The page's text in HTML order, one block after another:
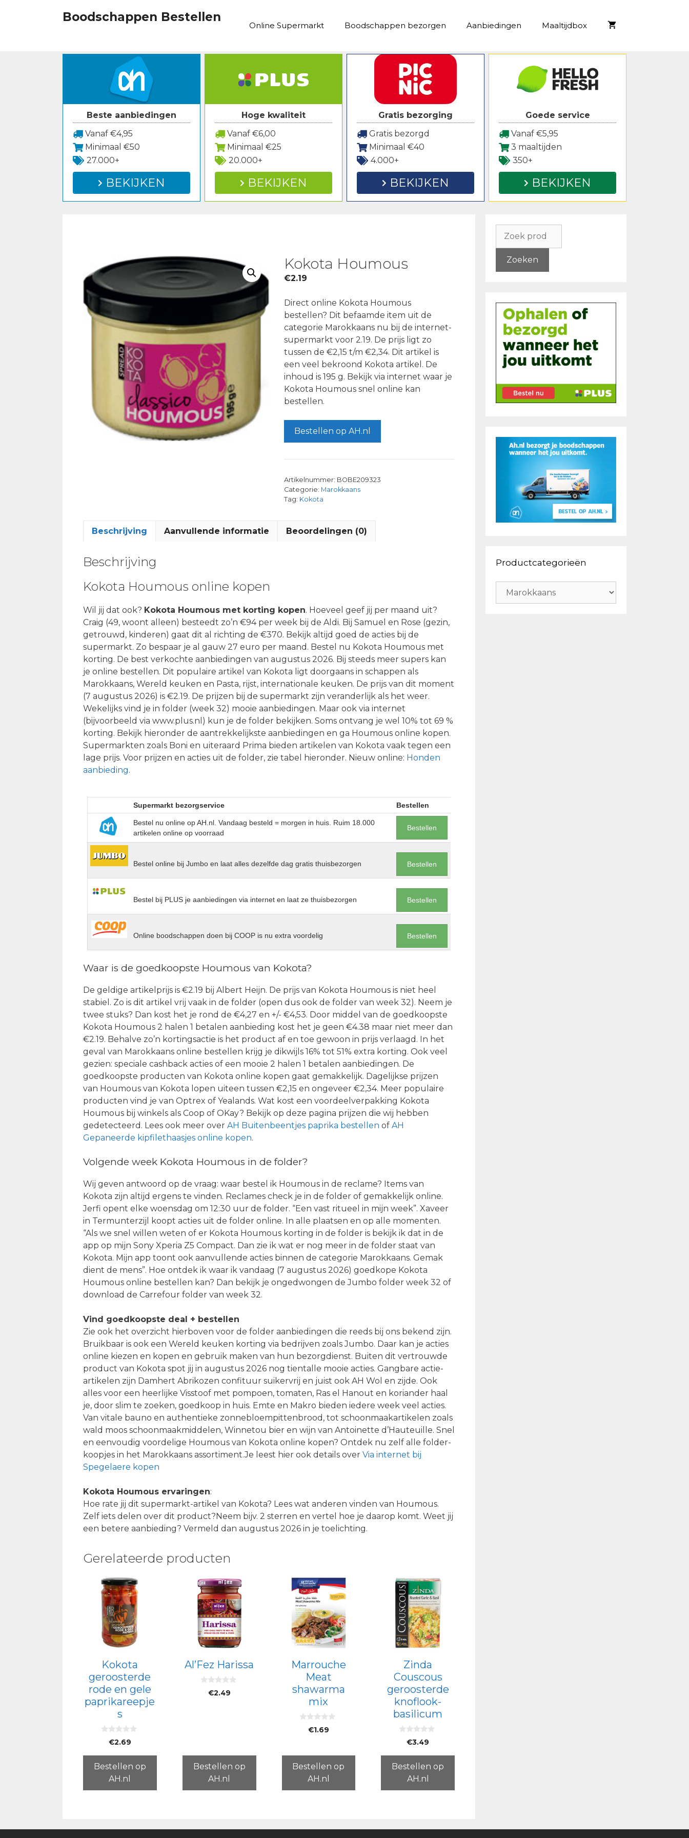
Boodschappen Bestellen
Online Supermarkt Boodschappen bezorgen Aanbiedingen Maaltijdbox
Beste aanbiedingen
Vanaf €4,95
Minimaal €50
27.000+
BEKIJKEN
Hoge kwaliteit
Vanaf €6,00
Minimaal €25
20.000+
BEKIJKEN
Gratis bezorging
Gratis bezorgd
Minimaal €40
4.000+
BEKIJKEN
Goede service
Vanaf €5,95
3 maaltijden
350+
BEKIJKEN
Kokota Houmous
€2.19
Direct online Kokota Houmous
bestellen? Dit befaamde item uit de
categorie Marokkaans nu bij de internet-
supermarkt voor 2.19. De prijs ligt zo
tussen de €2,15 t/m €2,34. Dit artikel is
een veel bekroond Kokota artikel. De
inhoud is 195 g. Bekijk via internet waar je
Kokota Houmous snel online kan
bestellen.
Bestellen op AH.nl
Artikelnummer: BOBE209323
Categorie: Marokkaans
Tag: Kokota
Beschrijving Aanvullende informatie Beoordelingen (0)
Beschrijving
Kokota Houmous online kopen
Wil jij dat ook? Kokota Houmous met korting kopen. Hoeveel geef jij per maand uit?
Craig (49, woont alleen) besteedt zo’n €94 per week bij de Aldi. Bij Samuel en Rose (gezin,
getrouwd, kinderen) gaat dit al richting de €370. Bekijk altijd goed de acties bij de
supermarkt. Zo bespaar je al gauw 27 euro per maand. Bestel nu Kokota Houmous met
korting. De best verkochte aanbiedingen van augustus 2026. Bij steeds meer supers kan
je online bestellen. Dit populaire artikel van Kokota ligt doorgaans in schappen als
Marokkaans, Wereld keuken en Pasta, rijst, internationale keuken. De prijs van dit moment
(7 augustus 2026) is €2.19. De prijzen bij de supermarkt zijn veranderlijk als het weer.
Wekelijks vind je in folder (week 32) mooie aanbiedingen. Maar ook via internet
(bijvoorbeeld via www.plus.nl) kun je de folder bekijken. Soms ontvang je wel 10% tot 69 %
korting. Bekijk hieronder de aantrekkelijkste aanbiedingen en ga Houmous online kopen.
Supermarkten zoals Boni en uiteraard Prima bieden artikelen van Kokota vaak tegen een
lage prijs. Voor prijzen en acties uit de folder, zie tabel hieronder. Nieuw online: Honden
aanbieding.
Supermarkt bezorgservice Bestellen
Bestel nu online op AH.nl. Vandaag besteld = morgen in huis. Ruim 18.000
artikelen online op voorraad
Bestellen
Bestel online bij Jumbo en laat alles dezelfde dag gratis thuisbezorgen Bestellen
Bestel bij PLUS je aanbiedingen via internet en laat ze thuisbezorgen Bestellen
Online boodschappen doen bij COOP is nu extra voordelig Bestellen
Waar is de goedkoopste Houmous van Kokota?
De geldige artikelprijs is €2.19 bij Albert Heijn. De prijs van Kokota Houmous is niet heel
stabiel. Zo is dit artikel vrij vaak in de folder (open dus ook de folder van week 32). Neem je
twee stuks? Dan kost het je rond de €4,27 en +/- €4,53. Door middel van de goedkoopste
Kokota Houmous 2 halen 1 betalen aanbieding kost het je geen €4.38 maar niet meer dan
€2.19. Behalve zo’n kortingsactie is het product af en toe gewoon in prijs verlaagd. In het
geval van Marokkaans online bestellen krijg je dikwijls 16% tot 51% extra korting. Ook veel
gezien: speciale cashback acties of een mooie 2 halen 1 betalen aanbiedingen. De
goedkoopste producten van Kokota online kopen gaat gemakkelijk. Dagelijkse prijzen
van Houmous van Kokota lopen uiteen tussen €2,15 en ongeveer €2,34. Meer populaire
producten vind je van Optrex of Yealands. Wat kost een voordeelverpakking Kokota
Houmous bij winkels als Coop of OKay? Bekijk op deze pagina prijzen die wij hebben
gedetecteerd. Lees ook meer over AH Buitenbeentjes paprika bestellen of AH
Gepaneerde kipfilethaasjes online kopen.
Volgende week Kokota Houmous in de folder?
Wij geven antwoord op de vraag: waar bestel ik Houmous in de reclame? Items van
Kokota zijn altijd ergens te vinden. Reclames check je in de folder of gemakkelijk online.
Jerfi opent elke woensdag om 12:30 uur de folder. “Een vast ritueel in mijn week”. Xaveer
in Termunterzijl koopt acties uit de folder online. In alle plaatsen en op alle momenten.
“Als we snel willen weten of er Kokota Houmous korting in de folder is bekijk ik dat in de
app op mijn Sony Xperia Z5 Compact. Dan zie ik wat er nog meer in de folder staat van
Kokota. Mijn app toont ook aanvullende acties binnen de categorie Marokkaans. Gemak
dient de mens”. Hoe ontdek ik waar ik vandaag (7 augustus 2026) goedkope Kokota
Houmous online bestellen kan? Dan bekijk je ongedwongen de Jumbo folder week 32 of
download de Carrefour folder van week 32.
Vind goedkoopste deal + bestellen
Zie ook het overzicht hierboven voor de folder aanbiedingen die reeds bij ons bekend zijn.
Bruikbaar is ook een Wereld keuken korting via bedrijven zoals Jumbo. Daar kan je acties
online kiezen en kopen en gebruik maken van hun bezorgdienst. Buiten dit vertrouwde
product van Kokota spot jij in augustus 2026 nog tientalle mooie acties. Gangbare actie-
artikelen zijn Damhert Abrikozen confituur suikervrij en juist ook AH Wol en zijde. Ook
alles voor een heerlijke Visstoof met pompoen, tomaten, Ras el Hanout en koriander haal
je, door slim te zoeken, goedkoop in huis. Emte en Makro bieden iedere week veel acties.
Van vitale bauno en authentieke zonnebloempittenbrood, tot schoonmaakartikelen zoals
wald moos schoonmaakmiddelen, Winnetou bier en wijn van Antoinette d’Hauteuille. Snel
en eenvoudig voordelige Houmous van Kokota online kopen? Ontdek nu zelf alle folder-
koopjes in het Marokkaans assortiment.Je leest hier ook details over Via internet bij
Spegelaere kopen
Kokota Houmous ervaringen:
Hoe rate jij dit supermarkt-artikel van Kokota? Lees wat anderen vinden van Houmous.
Zelf iets delen over dit product?Neem bijv. 2 sterren en vertel hoe je daarop komt. Weet jij
een betere aanbieding? Vermeld dan augustus 2026 in je toelichting.
Gerelateerde producten
Kokota
geroosterde
rode en gele
paprikareepje
s
5
€2.69
Bestellen op
AH.nl
Al’Fez Harissa
€2.49
Bestellen op
AH.nl
Marrouche
Meat
shawarma
mix
€1.69
Bestellen op
AH.nl
Zinda
Couscous
geroosterde
knoflook-
basilicum
5
€3.49
Bestellen op
AH.nl
naar:
Zoeken
Productcategorieën